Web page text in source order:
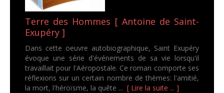
Terre des Hommes [ Antoine de Saint-
Exupéry ]
Dans cette oeuvre autobiographique, Saint Exupéry
évoque une série d'événements de sa vie lorsqu'il
travaillait pour l'Aéropostale. Ce roman comporte ses
réflexions sur un certain nombre de thèmes: l'amitié,
la mort, l'héroïsme, la quête ... [ Lire la suite ... ]